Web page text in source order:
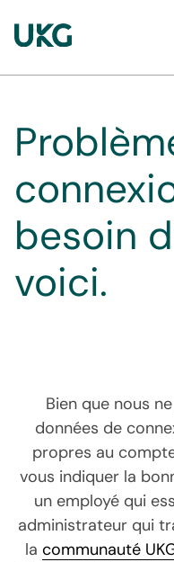
main
besoin
voici.
Bien que nous
données de
propres au
vous indiquer la
un employé qui
administrateur qui
la communauté